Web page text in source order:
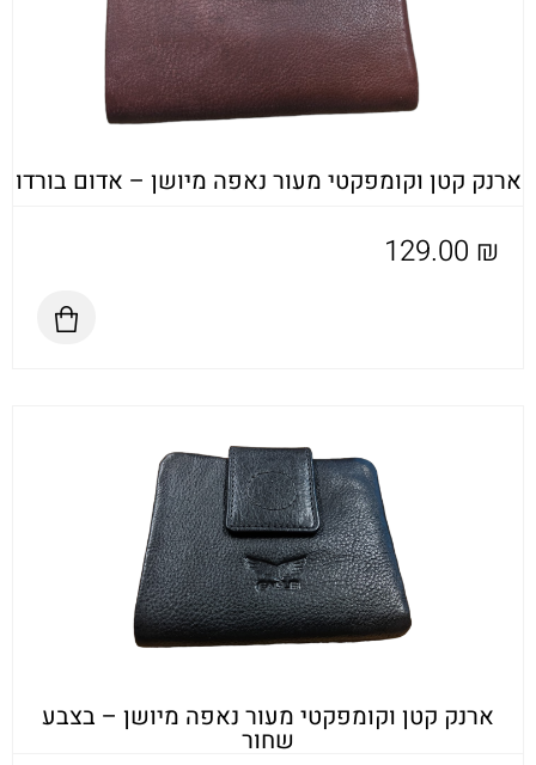
ארנק קטן וקומפקטי מעור נאפה מיושן – אדום בורדו
129.00 ₪
ארנק קטן וקומפקטי מעור נאפה מיושן – בצבע
שחור